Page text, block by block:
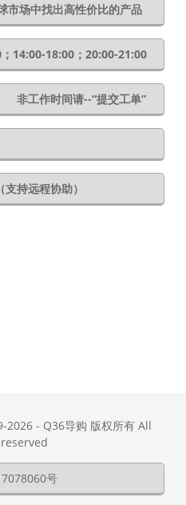
场中找出高性价比的产品
14:00-18:00；20:00-21:00
工作时间请--“提交工单”
持远程协助）
2026 - Q36导购 版权所有 All
号